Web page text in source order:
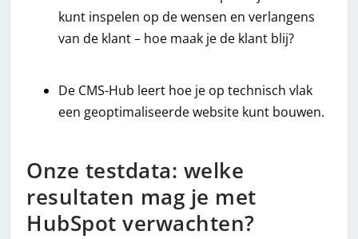
kunt inspelen op de wensen en verlangens
van de klant – hoe maak je de klant blij?
De CMS-Hub leert hoe je op technisch vlak
een geoptimaliseerde website kunt bouwen.
Onze testdata: welke
resultaten mag je met
HubSpot verwachten?